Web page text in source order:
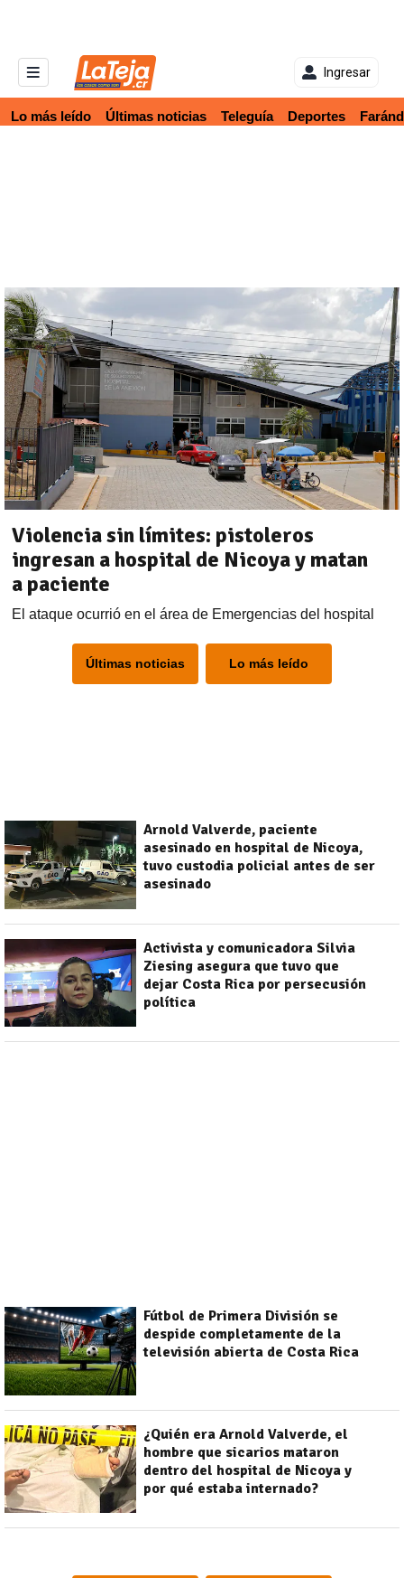
Ingresar
Violencia sin límites: pistoleros
ingresan a hospital de Nicoya y matan
a paciente
El ataque ocurrió en el área de Emergencias del hospital
Últimas noticias Lo más leído
Arnold Valverde, paciente
asesinado en hospital de Nicoya,
tuvo custodia policial antes de ser
asesinado
Activista y comunicadora Silvia
Ziesing asegura que tuvo que
dejar Costa Rica por persecusión
política
Fútbol de Primera División se
despide completamente de la
televisión abierta de Costa Rica
¿Quién era Arnold Valverde, el
hombre que sicarios mataron
dentro del hospital de Nicoya y
por qué estaba internado?